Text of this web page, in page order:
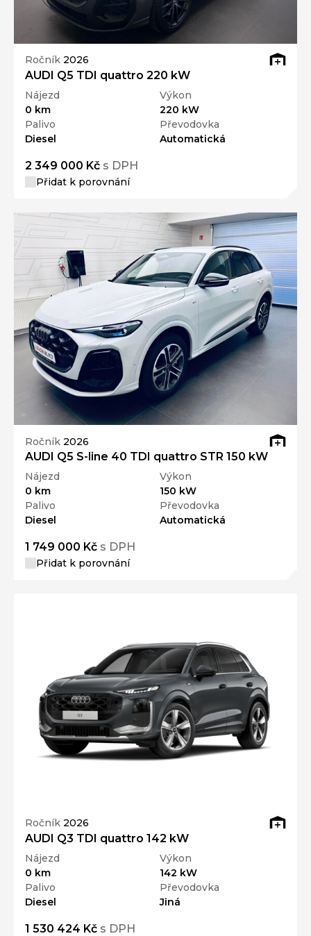
Ročník 2026
AUDI Q5 TDI quattro 220 kW
Nájezd
0 km
Výkon
220 kW
Palivo
Diesel
Převodovka
Automatická
2 349 000 Kč s DPH
Přidat k porovnání
Ročník 2026
AUDI Q5 S-line 40 TDI quattro STR 150 kW
Nájezd
0 km
Výkon
150 kW
Palivo
Diesel
Převodovka
Automatická
1 749 000 Kč s DPH
Přidat k porovnání
Ročník 2026
AUDI Q3 TDI quattro 142 kW
Nájezd
0 km
Výkon
142 kW
Palivo
Diesel
Převodovka
Jiná
1 530 424 Kč s DPH